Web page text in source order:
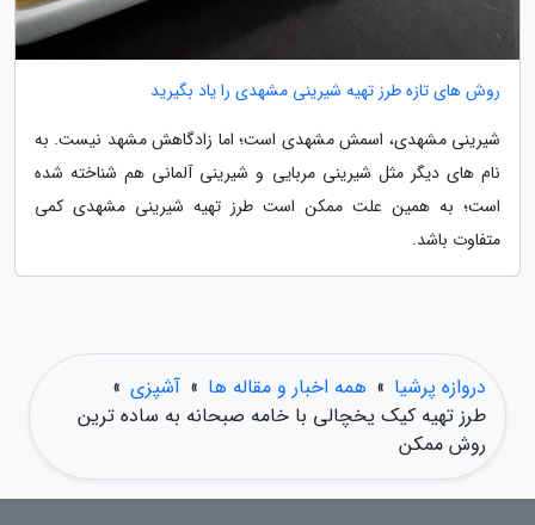
روش های تازه طرز تهیه شیرینی مشهدی را یاد بگیرید
شیرینی مشهدی، اسمش مشهدی است؛ اما زادگاهش مشهد نیست. به
نام های دیگر مثل شیرینی مربایی و شیرینی آلمانی هم شناخته شده
است؛ به همین علت ممکن است طرز تهیه شیرینی مشهدی کمی
متفاوت باشد.
دروازه پرشیا » همه اخبار و مقاله ها » آشپزی »
طرز تهیه کیک یخچالی با خامه صبحانه به ساده ترین
روش ممکن